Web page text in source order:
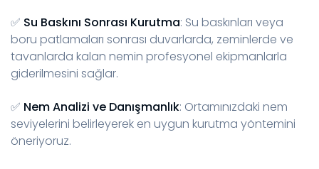
✅ Su Baskını Sonrası Kurutma: Su baskınları veya
boru patlamaları sonrası duvarlarda, zeminlerde ve
tavanlarda kalan nemin profesyonel ekipmanlarla
giderilmesini sağlar.
✅ Nem Analizi ve Danışmanlık: Ortamınızdaki nem
seviyelerini belirleyerek en uygun kurutma yöntemini
öneriyoruz.